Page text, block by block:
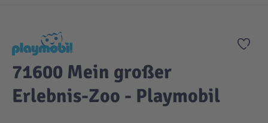
Zur
71600 Mein großer
Erlebnis-Zoo - Playmobil